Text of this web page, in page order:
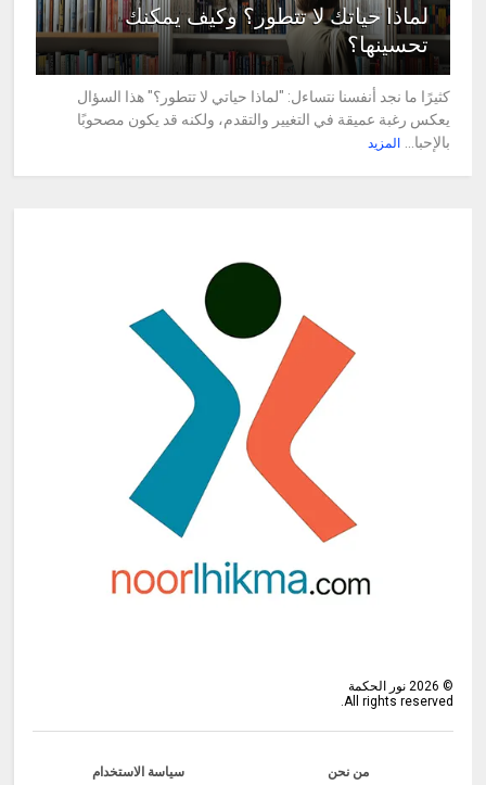
لماذا حياتك لا تتطور؟ وكيف يمكنك
تحسينها؟
كثيرًا ما نجد أنفسنا نتساءل: "لماذا حياتي لا تتطور؟" هذا السؤال
يعكس رغبة عميقة في التغيير والتقدم، ولكنه قد يكون مصحوبًا
بالإحبا...
المزيد
©
2026 نور الحكمة
All rights reserved.
من نحن سياسة الاستخدام